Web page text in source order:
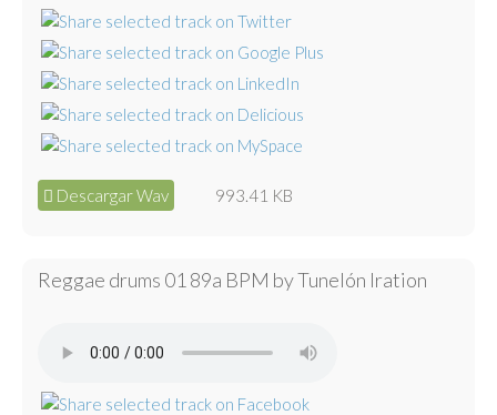
Descargar Wav 993.41 KB
Reggae drums 01 89a BPM by Tunelón Iration